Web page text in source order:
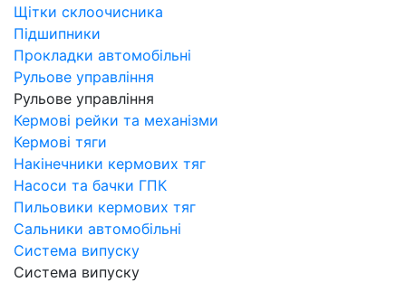
Щітки склоочисника
Підшипники
Прокладки автомобільні
Рульове управління
Рульове управління
Кермові рейки та механізми
Кермові тяги
Накінечники кермових тяг
Насоси та бачки ГПК
Пильовики кермових тяг
Сальники автомобільні
Система випуску
Система випуску